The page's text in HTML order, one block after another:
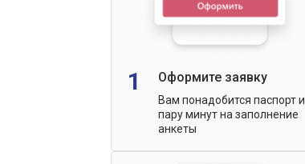
1 Оформите заявку
Вам понадобится паспорт и
пару минут на заполнение
анкеты